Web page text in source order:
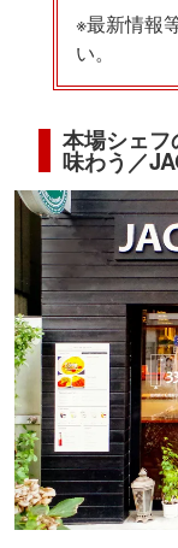
※最新情報
い。
本場シェ
味わう／